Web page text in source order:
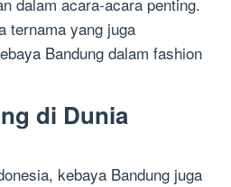
ternama yang juga
Bandung dalam fashion
di Dunia
kebaya Bandung juga